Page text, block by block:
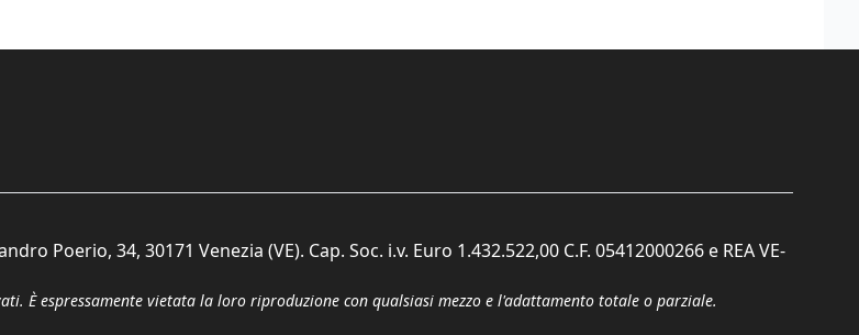
Poerio, 34, 30171 Venezia (VE). Cap. Soc. i.v. Euro 1.432.522,00 C.F. 05412000266 e REA VE-
È espressamente vietata la loro riproduzione con qualsiasi mezzo e l'adattamento totale o parziale.